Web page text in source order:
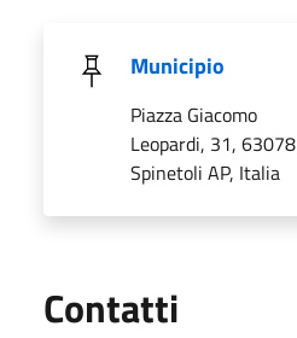
Municipio
Piazza Giacomo
Leopardi, 31, 63078
Spinetoli AP, Italia
Contatti